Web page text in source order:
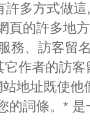
多方式做
頁的許多地
務、訪客留
它作者的訪
地址既使
的詞條。*